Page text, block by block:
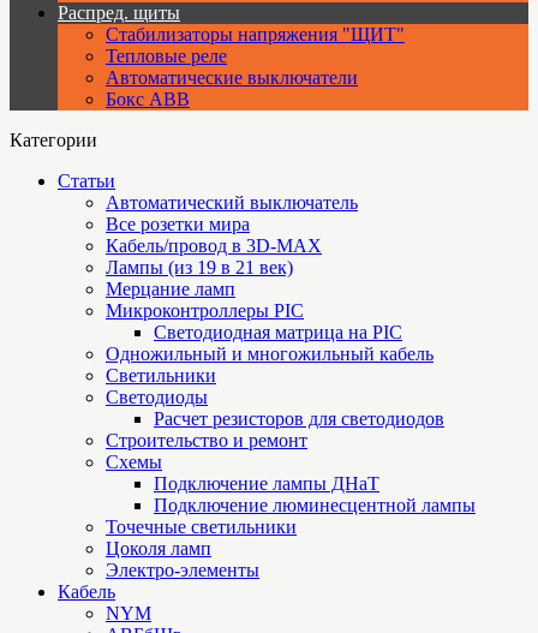
Распред. щиты
Стабилизаторы напряжения "ЩИТ"
Тепловые реле
Автоматические выключатели
Бокс ABB
Категории
Статьи
Автоматический выключатель
Все розетки мира
Кабель/провод в 3D-MAX
Лампы (из 19 в 21 век)
Мерцание ламп
Микроконтроллеры PIC
Cветодиодная матрица на PIC
Одножильный и многожильный кабель
Светильники
Светодиоды
Расчет резисторов для светодиодов
Строительство и ремонт
Схемы
Подключение лампы ДНаТ
Подключение люминесцентной лампы
Точечные светильники
Цоколя ламп
Электро-элементы
Кабель
NYM